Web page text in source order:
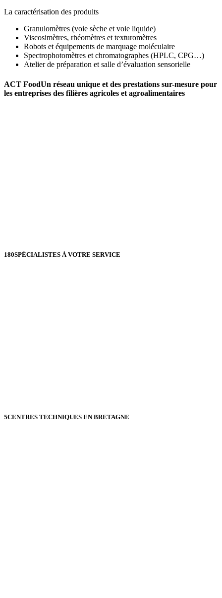
La caractérisation des produits
Granulomètres (voie sèche et voie liquide)
Viscosimètres, rhéomètres et texturomètres
Robots et équipements de marquage moléculaire
Spectrophotomètres et chromatographes (HPLC, CPG…)
Atelier de préparation et salle d’évaluation sensorielle
ACT FoodUn réseau unique et des prestations sur-mesure pour
les entreprises des filières agricoles et agroalimentaires
180SPÉCIALISTES À VOTRE SERVICE
5CENTRES TECHNIQUES EN BRETAGNE